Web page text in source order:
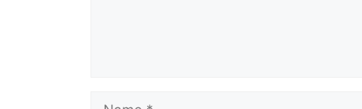
Name